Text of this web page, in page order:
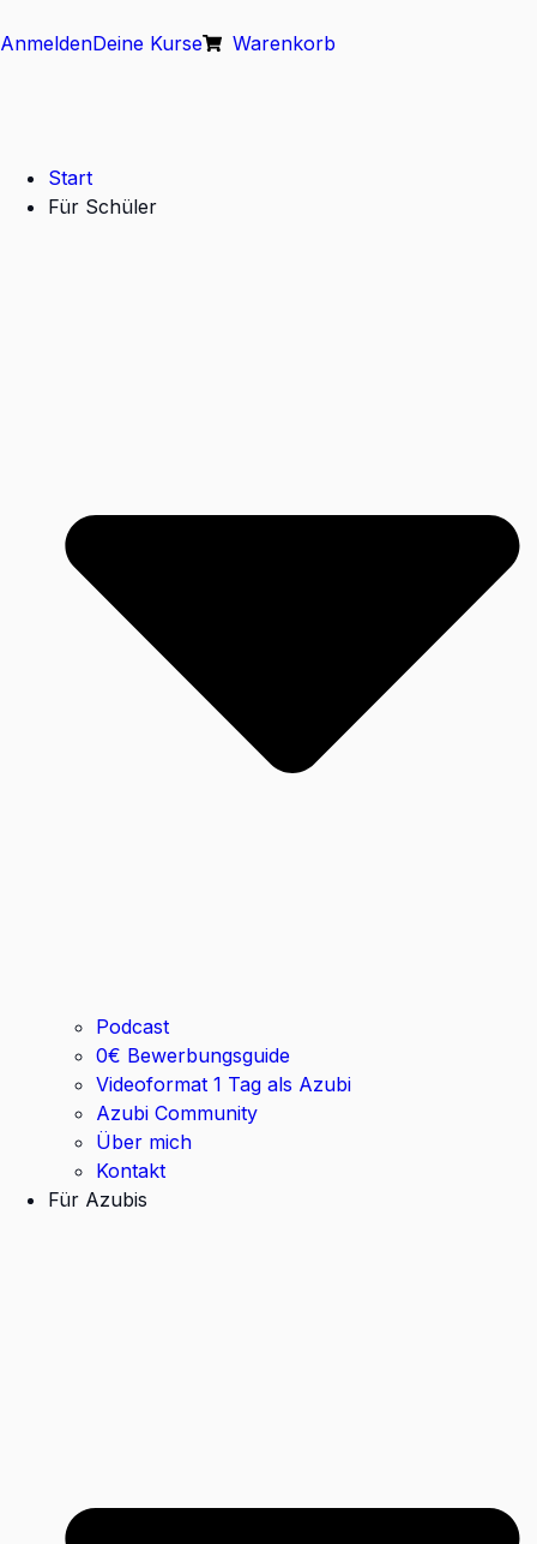
AnmeldenDeine Kurse Warenkorb
Start
Für Schüler
Podcast
0€ Bewerbungsguide
Videoformat 1 Tag als Azubi
Azubi Community
Über mich
Kontakt
Für Azubis